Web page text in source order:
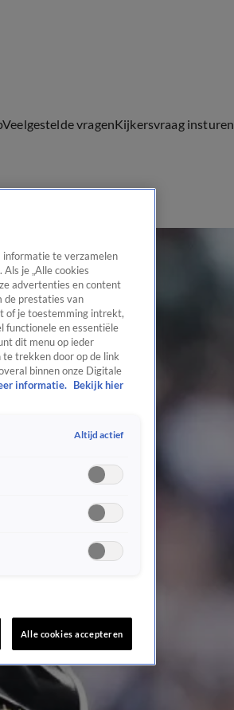
Veelgestelde vragenKijkersvraag insturen
informatie te verzamelen
je „Alle cookies
advertenties en content
de prestaties van
of je toestemming intrekt,
functionele en essentiële
dit menu op ieder
trekken door op de link
binnen onze Digitale
informatie.
Bekijk hier
Altijd actief
Alle cookies accepteren